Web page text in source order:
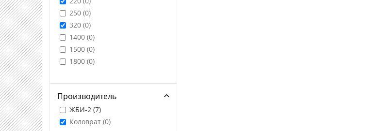
250 (0)
320 (0)
1400 (0)
1500 (0)
1800 (0)
Производитель
ЖБИ-2 (7)
Коловрат (0)